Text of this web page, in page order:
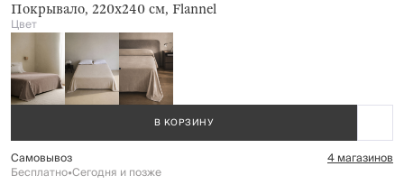
Покрывало, 220х240 см, Flannel
Цвет
В КОРЗИНУ
Самовывоз 4 магазинов
Бесплатно•Сегодня и позже